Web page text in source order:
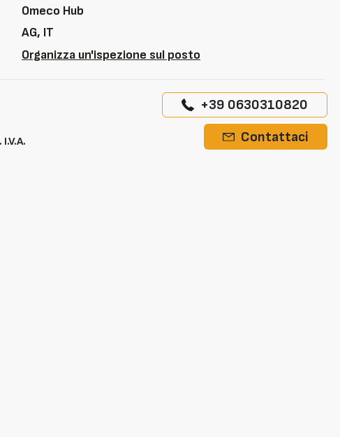
Omeco Hub
AG, IT
Organizza un'ispezione sul posto
+39 0630310820
Contattaci